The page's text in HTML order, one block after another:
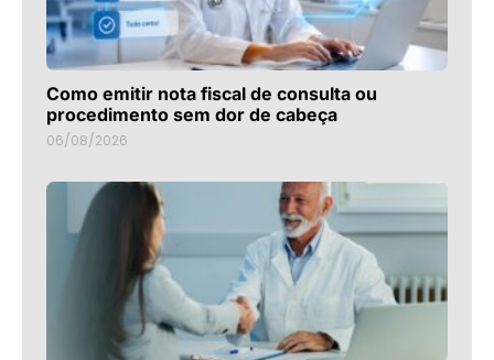
Como emitir nota fiscal de consulta ou
procedimento sem dor de cabeça
06/08/2026